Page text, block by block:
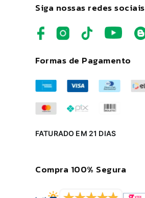
Siga nossas redes sociais
Formas de Pagamento
FATURADO EM 21 DIAS
Compra 100% Segura